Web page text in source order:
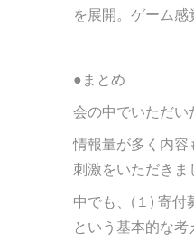
を展開。ゲーム感
●まとめ
会の中でいただい
情報量が多く内容
刺激をいただきま
中でも、(１) 寄
という基本的な